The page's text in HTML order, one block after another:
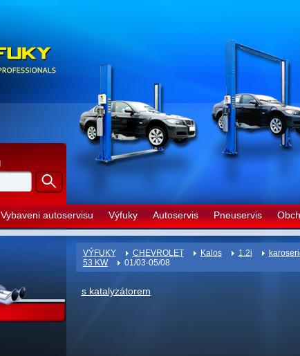
Vybaveni autoservisu Výfuky Autoservis Pneuservis
VÝFUKY CHEVROLET Kalos 1.2i
53 KW
01/03-05/08
s katalyzátorem